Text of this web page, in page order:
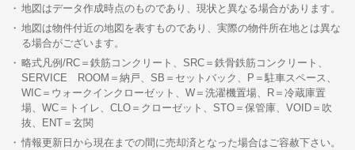
地図はデータ作成時点のものであり、現状と異なる場合があります。
地図は物件付近の地図を表すものであり、実際の物件所在地とは異な
る場合がございます。
略式凡例/RC＝鉄筋コンクリート、SRC＝鉄骨鉄筋コンクリート、
SERVICE ROOM＝納戸、SB＝セットバック、P＝駐車スペース、
WIC＝ウォークインクローゼット、W＝洗濯機置場、R＝冷蔵庫置
場、WC＝トイレ、CLO＝クローゼット、STO＝保管庫、VOID＝吹
抜、ENT＝玄関
情報更新日から現在までの間に売却済となった場合はご容赦下さい。